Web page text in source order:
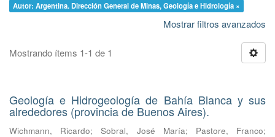
Autor: Argentina. Dirección General de Minas, Geología e Hidrología ×
Mostrar filtros avanzados
Mostrando ítems 1-1 de 1
Geología e Hidrogeología de Bahía Blanca y sus
alrededores (provincia de Buenos Aires).
Wichmann, Ricardo;Sobral, José María; Pastore, Franco;